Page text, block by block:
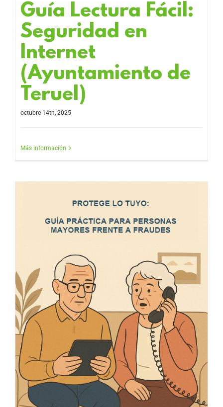
Guía Lectura Fácil:
Seguridad en
Internet
(Ayuntamiento de
Teruel)
octubre 14th, 2025
Más información